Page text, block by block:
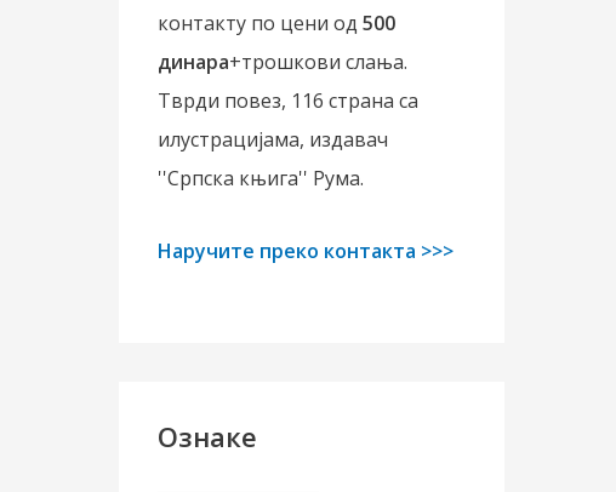
контакту по цени од 500
динара+трошкови слања.
Тврди повез, 116 страна са
илустрацијама, издавач
''Српска књига'' Рума.
Наручите преко контакта >>>
Ознаке